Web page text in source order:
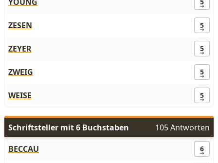
ZESEN 5
ZEYER 5
ZWEIG 5
WEISE 5
Schriftsteller mit 6 Buchstaben
105 Antworten
BECCAU
6